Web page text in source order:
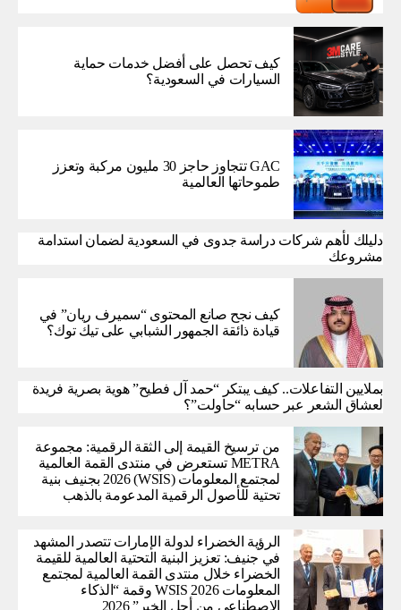
كيف تحصل على أفضل خدمات حماية
السيارات في السعودية؟
GAC تتجاوز حاجز 30 مليون مركبة وتعزز
طموحاتها العالمية
دليلك لأهم شركات دراسة جدوى في السعودية لضمان استدامة
مشروعك
كيف نجح صانع المحتوى “سميرف ريان” في
قيادة ذائقة الجمهور الشبابي على تيك توك؟
بملايين التفاعلات.. كيف يبتكر “حمد آل فطيح” هوية بصرية فريدة
لعشاق الشعر عبر حسابه “حاولت”؟
من ترسيخ القيمة إلى الثقة الرقمية: مجموعة
METRA تستعرض في منتدى القمة العالمية
لمجتمع المعلومات (WSIS) 2026 بجنيف بنية
تحتية للأصول الرقمية المدعومة بالذهب
الرؤية الخضراء لدولة الإمارات تتصدر المشهد
في جنيف: تعزيز البنية التحتية العالمية للقيمة
الخضراء خلال منتدى القمة العالمية لمجتمع
المعلومات WSIS 2026 وقمة “الذكاء
الاصطناعي من أجل الخير” 2026